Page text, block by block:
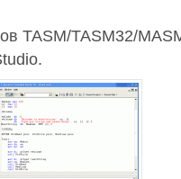
TASM/TASM32/